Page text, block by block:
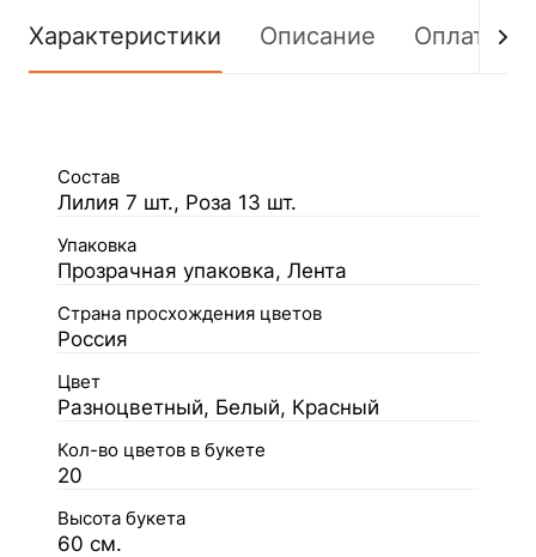
Характеристики Описание Оплата
Состав
Лилия 7 шт., Роза 13 шт.
Упаковка
Прозрачная упаковка, Лента
Страна просхождения цветов
Россия
Цвет
Разноцветный, Белый, Красный
Кол-во цветов в букете
20
Высота букета
60 см.